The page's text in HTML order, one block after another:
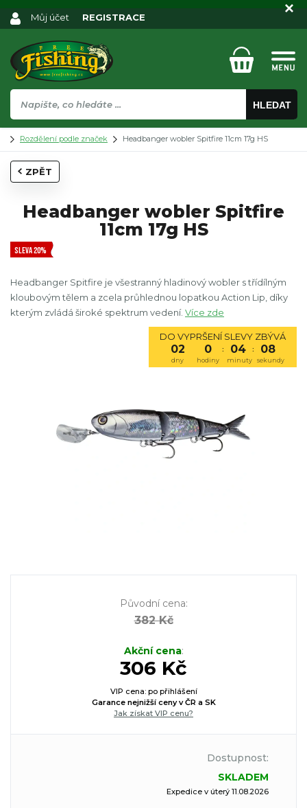
HLEDAT
Můj účet REGISTRACE
Rozdělení podle značek Headbanger wobler Spitfire 11cm 17g HS
ZPĚT
Headbanger wobler Spitfire
11cm 17g HS
SLEVA 20%
Headbanger Spitfire je všestranný hladinový wobler s třídílným
kloubovým tělem a zcela průhlednou lopatkou Action Lip, díky
kterým zvládá široké spektrum vedení. Více zde
DO VYPRŠENÍ SLEVY ZBÝVÁ
02 0 : 04 : 08
dny hodiny minuty sekundy
Původní cena:
382 Kč
Akční cena:
306 Kč
VIP cena: po přihlášení
Garance nejnižší ceny v ČR a SK
Jak získat VIP cenu?
Dostupnost:
SKLADEM
Expedice v úterý 11.08.2026